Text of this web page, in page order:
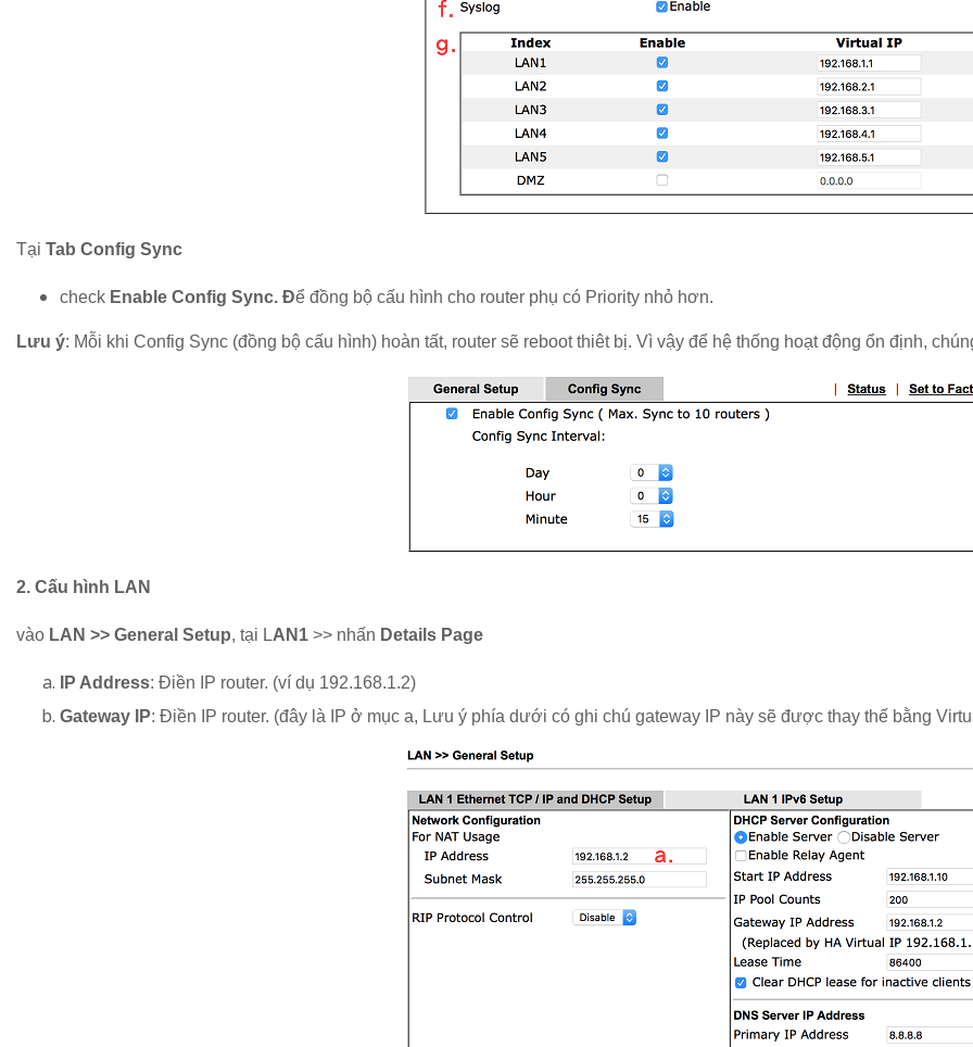
Tại Tab Config Sync
check Enable Config Sync. Để đồng bộ cấu hình cho router phụ có Priority nhỏ hơn.
Lưu ý: Mỗi khi Config Sync (đồng bộ cấu hình) hoàn tất, router sẽ reboot thiêt bị. Vì vậy để hệ thống hoạt động ổn định,
2. Cấu hình LAN
vào LAN >> General Setup, tại LAN1 >> nhấn Details Page
IP Address: Điền IP router. (ví dụ 192.168.1.2)
Gateway IP: Điền IP router. (đây là IP ở mục a, Lưu ý phía dưới có ghi chú gateway IP này sẽ được thay thế bằng